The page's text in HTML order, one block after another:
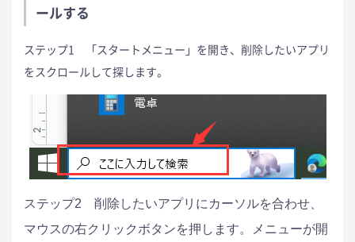
ールする
ステップ1 「スタートメニュー」を開き、削除したいアプリ
をスクロールして探します。
ステップ2　削除したいアプリにカーソルを合わせ、
マウスの右クリックボタンを押します。メニューが開